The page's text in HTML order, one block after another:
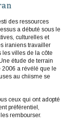
des ressources
a débuté sous le
culturelles et
iraniens travailler
les villes de la côte
étude de terrain
2006 a révélé que le
au chiisme se
ceux qui ont adopté
préférentiel,
rembourser.